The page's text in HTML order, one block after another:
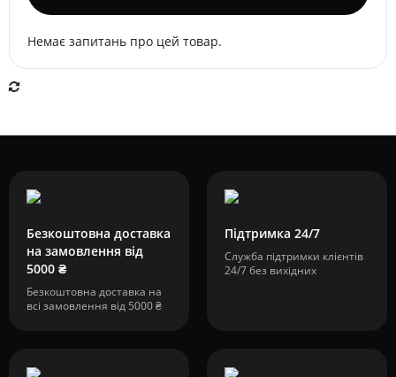
Немає запитань про цей товар.
Безкоштовна доставка
на замовлення від
5000 ₴
Безкоштовна доставка на
всі замовлення від 5000 ₴
Підтримка 24/7
Служба підтримки клієнтів
24/7 без вихідних